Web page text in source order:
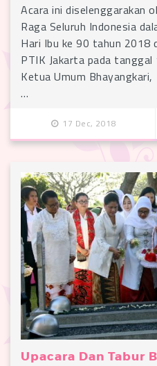
Acara ini diselenggarakan
Raga Seluruh Indonesia
Hari Ibu ke 90 tahun 2018
PTIK Jakarta pada
Ketua Umum Bhayangkari,
…
17 Dec, 2018
Upacara Dan Tabur